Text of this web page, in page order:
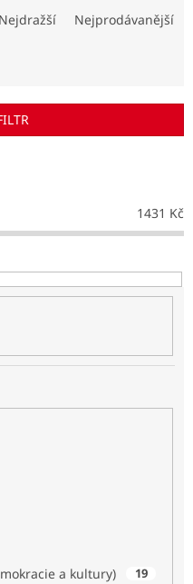
Nejdražší Nejprodávanější
1431 Kč
a kultury) 19